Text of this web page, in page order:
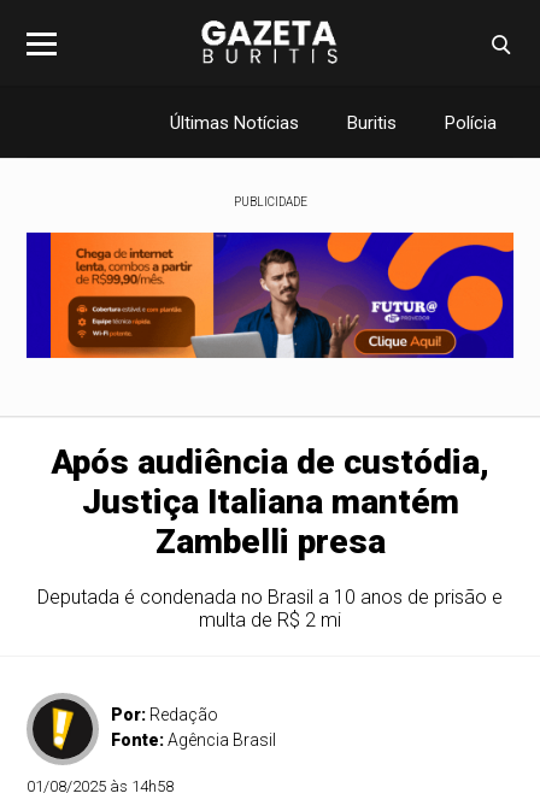
Últimas Notícias Buritis Polícia
PUBLICIDADE
Após audiência de custódia,
Justiça Italiana mantém
Zambelli presa
Deputada é condenada no Brasil a 10 anos de prisão e
multa de R$ 2 mi
Por: Redação
Fonte:Agência Brasil
01/08/2025 às 14h58